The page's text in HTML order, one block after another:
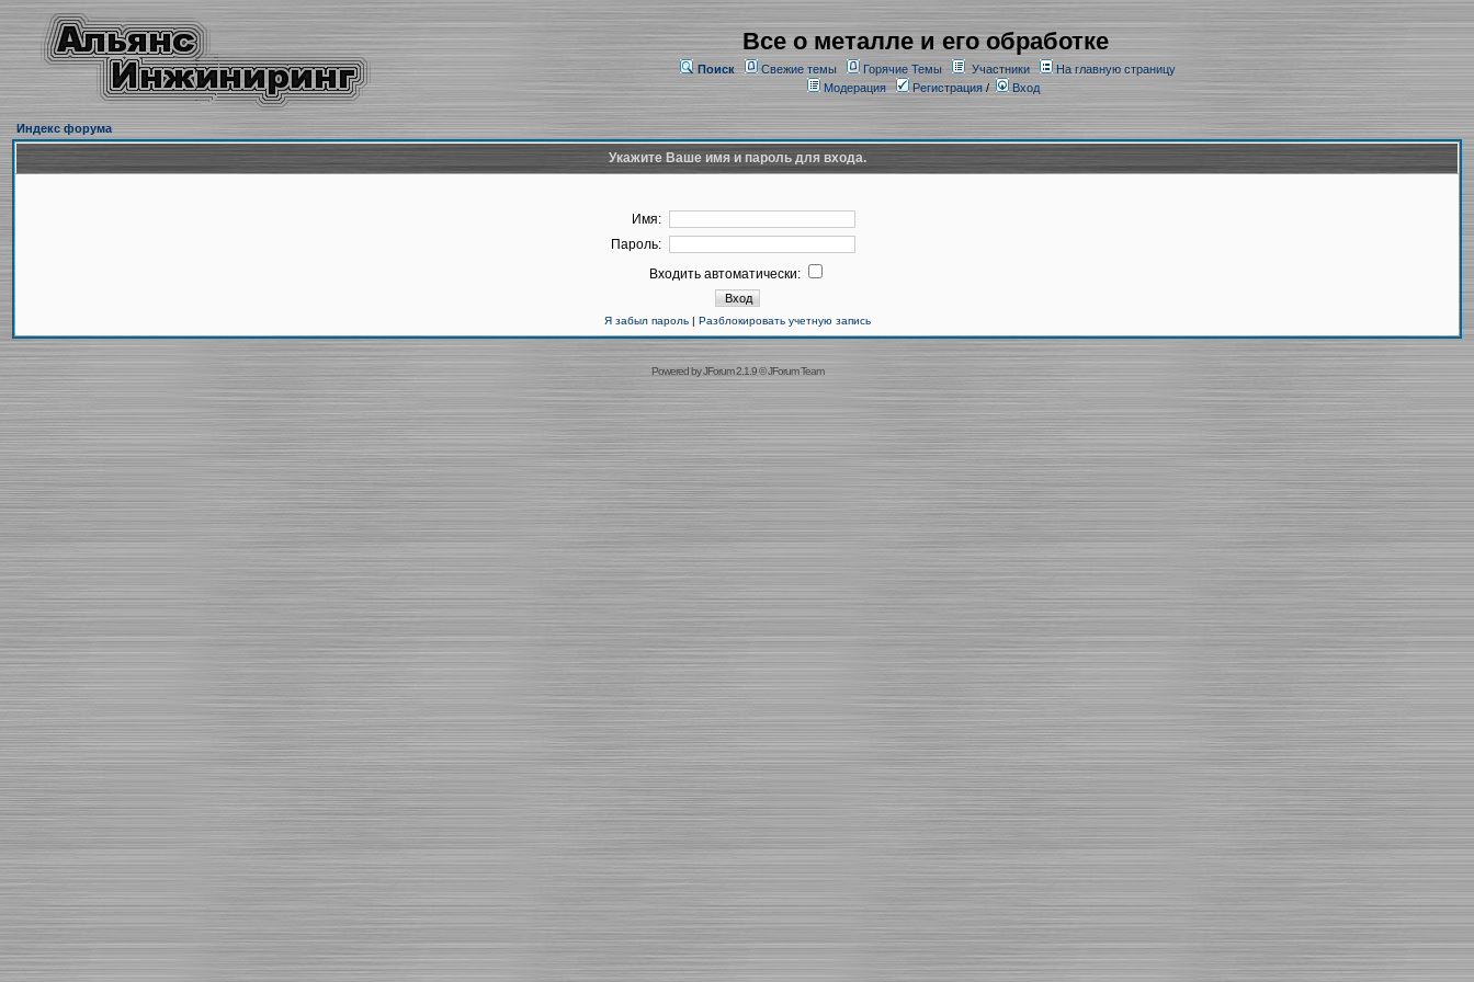
Все о металле и его обработке
Поиск Свежие темы Горячие Темы Участники
На главную страницу
Модерация
Регистрация/ Вход
Индекс форума
Укажите Ваше имя и пароль для входа.
Имя:
Пароль:
Входить автоматически:
Я забыл пароль| Разблокировать учетную запись
Powered byJForum 2.1.9©JForum Team